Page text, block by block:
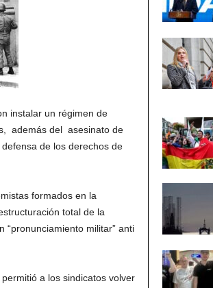
instalar un régimen de
además del asesinato de
de los derechos de
formados en la
total de la
militar” anti
a los sindicatos volver